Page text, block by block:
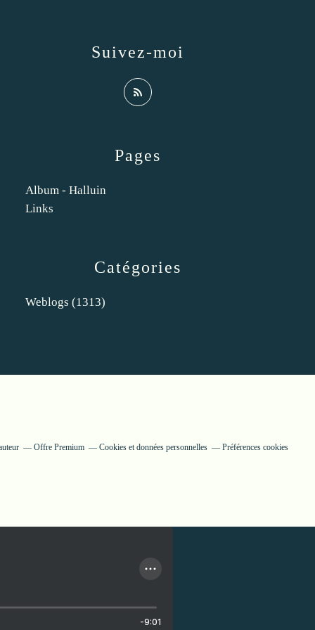
Catégories
Weblogs (1313)
Pages
Album - Halluin
Links
Suivez-moi
Offre Premium Cookies et données personnelles Préférences cookies
-9:01